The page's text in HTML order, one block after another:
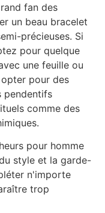
fan des
un beau bracelet
précieuses. Si
pour quelque
une feuille ou
pour des
pendentifs
comme des
pour homme
style et la garde-
n'importe
trop